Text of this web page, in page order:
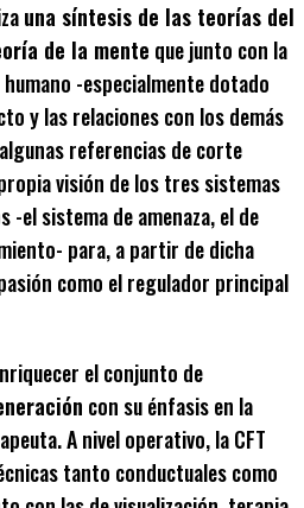
una síntesis de las teorías del
de la mente que junto con la
-especialmente dotado
y las relaciones con los demás
referencias de corte
visión de los tres sistemas
el sistema de amenaza, el de
para, a partir de dicha
como el regulador principal
el conjunto de
con su énfasis en la
A nivel operativo, la CFT
tanto conductuales como